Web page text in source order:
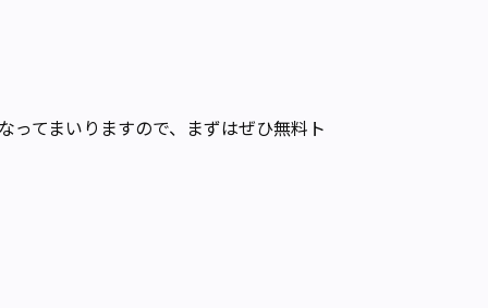
ってまいりますので、まずはぜひ無料ト